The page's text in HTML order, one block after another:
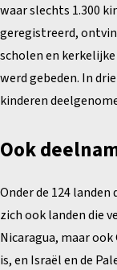
waar slechts 1.300
geregistreerd,
scholen en
werd gebeden. In
kinderen
Ook
Onder de 124 landen
zich ook landen die
Nicaragua, maar
is, en Israël en de